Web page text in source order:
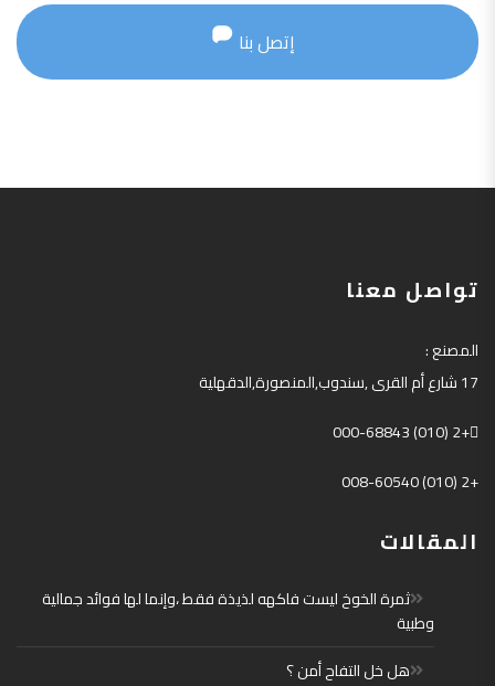
إتصل بنا
تواصل معنا
المصنع:
17شارع أم القرى,سندوب,المنصورة,الدقهلية
+2 (010) 000-68843
+2 (010) 008-60540
المقالات
ثمرة الخوخ ليست فاكهه لذيذة فقط ،وإنما لها فوائد جمالية
وطبية
هل خل التفاح أمن ؟